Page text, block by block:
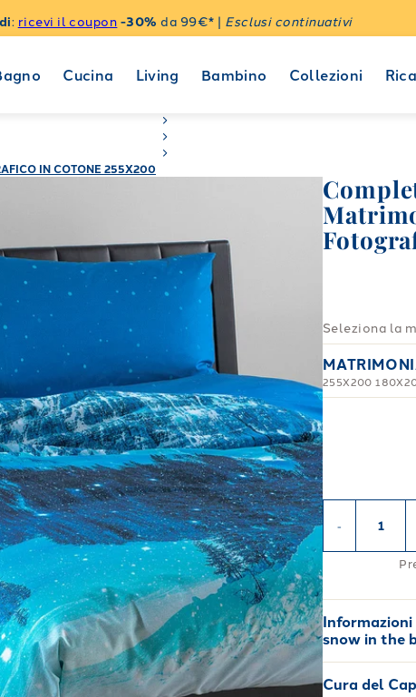
: ricevi il coupon -30% da 99€* | Esclusi continuativi
Cucina Living Bambino Collezioni
IN COTONE 255X200
Seleziona la
255X200
-
Informazioni
snow in the
Cura del